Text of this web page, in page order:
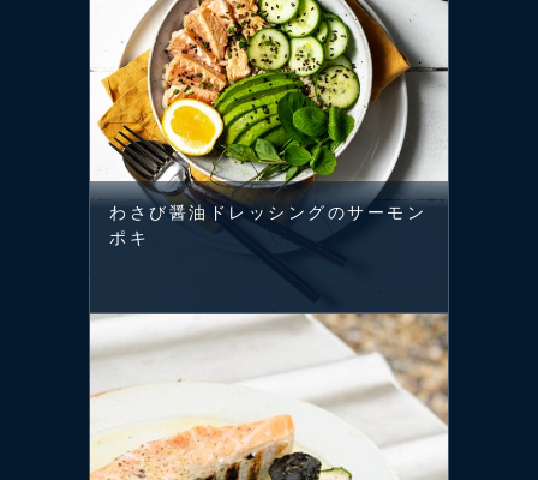
わさび醤油ドレッシングのサーモン
ポキ